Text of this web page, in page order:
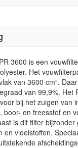
3600 is een
Het
van 3600 cm².
van 99,9%. Het
bij het zuigen van
boor- en freesstof en
is dit filter bijzonder
en vloeistoffen.